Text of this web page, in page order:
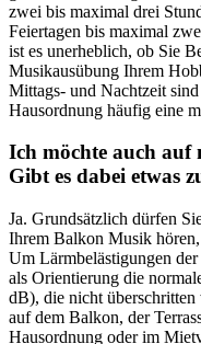
zwei bis maximal drei
Feiertagen bis maximal
ist es unerheblich, ob Sie
Musikausübung Ihrem
Mittags- und Nachtzeit
Hausordnung häufig eine
Ich möchte auch auf
Gibt es dabei etwas
Ja. Grundsätzlich dürfen
Ihrem Balkon Musik
Um Lärmbelästigungen
als Orientierung die
dB), die nicht
auf dem Balkon, der
Hausordnung oder im